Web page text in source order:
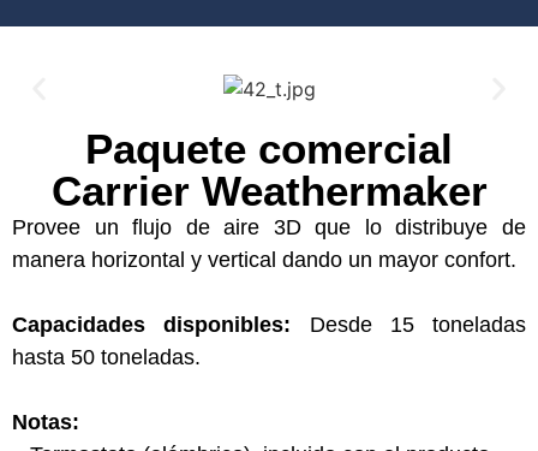
Paquete comercial
Carrier Weathermaker
Provee un flujo de aire 3D que lo distribuye de
manera horizontal y vertical dando un mayor confort.
Capacidades disponibles: Desde 15 toneladas
hasta 50 toneladas.
Notas: